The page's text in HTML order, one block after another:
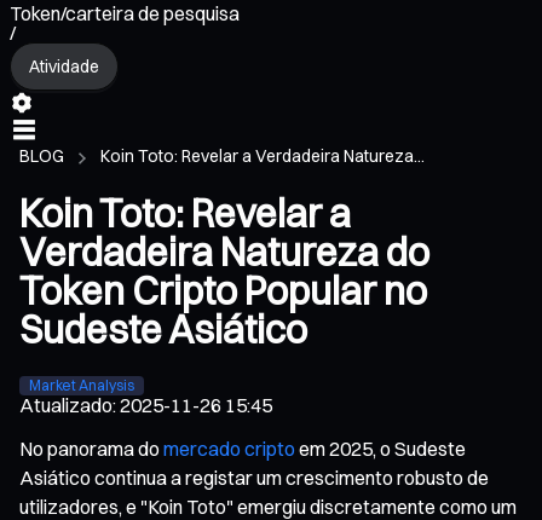
Token/carteira de pesquisa
/
Atividade
BLOG Koin Toto: Revelar a Verdadeira Natureza...
Koin Toto: Revelar a
Verdadeira Natureza do
Token Cripto Popular no
Sudeste Asiático
Market Analysis
Atualizado:2025-11-26 15:45
No panorama domercado criptoem 2025, o Sudeste
Asiático continua a registar um crescimento robusto de
utilizadores, e "Koin Toto" emergiu discretamente como um